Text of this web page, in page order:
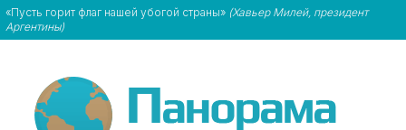
«Пусть горит флаг нашей убогой страны» (Хавьер Милей, президент
Аргентины)